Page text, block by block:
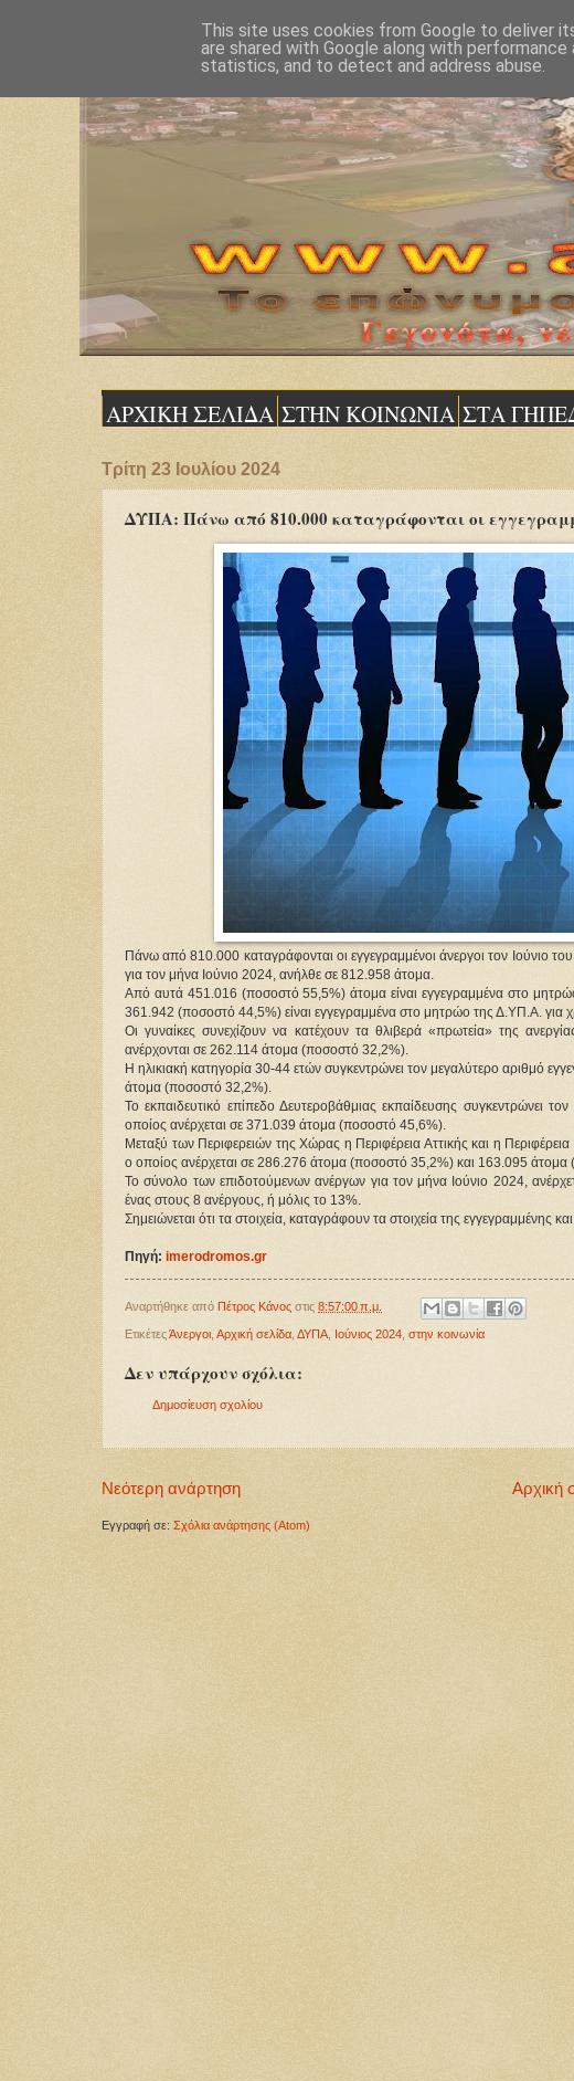
ΑΡΧΙΚΗ ΣΕΛΙΔΑ ΣΤΗΝ ΚΟΙΝΩΝΙΑ ΣΤΑ
Τρίτη 23 Ιουλίου 2024
ΔΥΠΑ: Πάνω από 810.000 καταγράφονται οι
Πάνω από 810.000 καταγράφονται οι εγγεγραμμένοι άνεργοι τον Ιούνιο
για τον μήνα Ιούνιο 2024, ανήλθε σε 812.958 άτομα.
Από αυτά 451.016 (ποσοστό 55,5%) άτομα είναι εγγεγραμμένα στο
361.942 (ποσοστό 44,5%) είναι εγγεγραμμένα στο μητρώο της Δ.ΥΠ.Α. για
Οι γυναίκες συνεχίζουν να κατέχουν τα θλιβερά «πρωτεία» της
ανέρχονται σε 262.114 άτομα (ποσοστό 32,2%).
Η ηλικιακή κατηγορία 30-44 ετών συγκεντρώνει τον μεγαλύτερο αριθμό
άτομα (ποσοστό 32,2%).
Το εκπαιδευτικό επίπεδο Δευτεροβάθμιας εκπαίδευσης συγκεντρώνει
οποίος ανέρχεται σε 371.039 άτομα (ποσοστό 45,6%).
Μεταξύ των Περιφερειών της Χώρας η Περιφέρεια Αττικής και η
ο οποίος ανέρχεται σε 286.276 άτομα (ποσοστό 35,2%) και 163.095 άτομα
Το σύνολο των επιδοτούμενων ανέργων για τον μήνα Ιούνιο 2024,
ένας στους 8 ανέργους, ή μόλις το 13%.
Σημειώνεται ότι τα στοιχεία, καταγράφουν τα στοιχεία της εγγεγραμμένης
Πηγή: imerodromos.gr
Αναρτήθηκε από Πέτρος Κάνος στις 8:57:00 π.μ.
ΕτικέτεςΆνεργοι Αρχική σελίδα ΔΥΠΑ Ιούνιος 2024 στην κοινωνία
Δεν υπάρχουν σχόλια:
Δημοσίευση σχολίου
Νεότερη ανάρτηση Αρχική
Εγγραφή σε: Σχόλια ανάρτησης (Atom)
This site uses cookies from Google to deliver
are shared with Google along with
statistics, and to detect and address abuse.